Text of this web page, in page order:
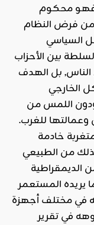
فهو محكوم
فرض النظام
السياسي
بين الأحزاب
بل الهدف
الخارجي
ودون اللمس من
للغرب.
خادمة
من الطبيعي
يريده المستعمر
في مختلف أجهزة
في تقرير